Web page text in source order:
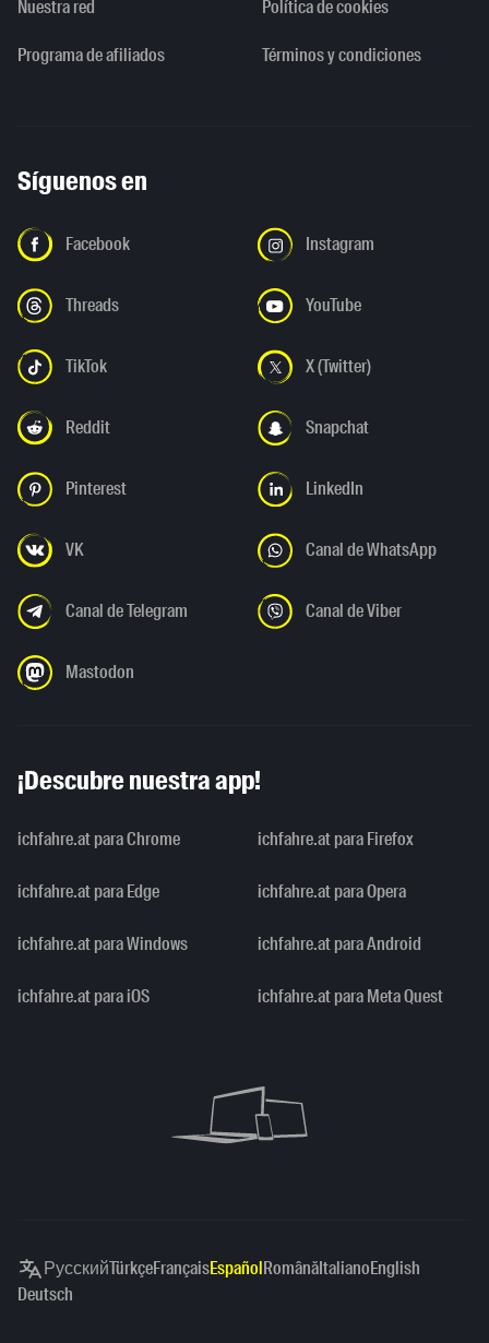
Nuestra red
Programa de afiliados
Política de cookies
Términos y condiciones
Síguenos en
Facebook Instagram
Threads YouTube
TikTok X (Twitter)
Reddit Snapchat
Pinterest LinkedIn
VK Canal de WhatsApp
Canal de Telegram Canal de Viber
Mastodon
¡Descubre nuestra app!
ichfahre.at para Chrome ichfahre.at para Firefox
ichfahre.at para Edge ichfahre.at para Opera
ichfahre.at para Windows ichfahre.at para Android
ichfahre.at para iOS ichfahre.at para Meta Quest
РусскийTürkçeFrançaisEspañolRomânăItalianoEnglish
Deutsch